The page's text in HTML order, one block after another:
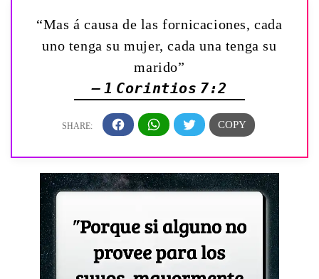
“Mas á causa de las fornicaciones, cada
uno tenga su mujer, cada una tenga su
marido”
— 1 Corintios 7:2